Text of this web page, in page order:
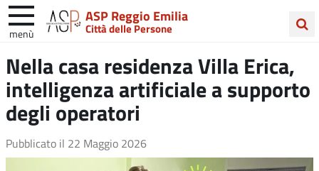
ASP Reggio Emilia
Città delle Persone
menù
nel
sito
Nella casa residenza Villa Erica,
intelligenza artificiale a supporto
degli operatori
Pubblicato il 22 Maggio 2026